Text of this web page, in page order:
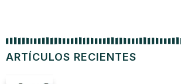
ARTÍCULOS RECIENTES